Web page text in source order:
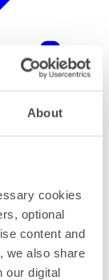
About
cookies
optional
content and
we also share
our digital